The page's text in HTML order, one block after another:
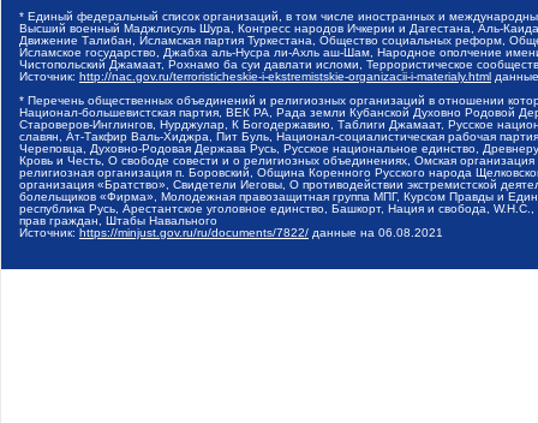
* Единый федеральный список организаций, в том числе иностранных и
Высший военный Маджлисуль Шура, Конгресс народов Ичкерии и Дагестана, Аль-
Движение Талибан, Исламская партия Туркестана, Общество социальных реформ,
Исламское государство, Джабха аль-Нусра ли-Ахль аш-Шам, Народное ополчение
Чистопольский Джамаат, Рохнамо ба суи давлати исломи, Террористическое
Источник: http://nac.gov.ru/terroristicheskie-i-ekstremistskie-organizacii-i-materialy.html
* Перечень общественных объединений и религиозных организаций в отношении
Национал-большевистская партия, ВЕК РА, Рада земли Кубанской Духовно Родовой
Староверов-Инглингов, Нурджулар, К Богодержавию, Таблиги Джамаат, Русское
славян, Ат-Такфир Валь-Хиджра, Пит Буль, Национал-социалистическая рабочая
Череповца, Духовно-Родовая Держава Русь, Русское национальное единство,
Кровь и Честь, О свободе совести и о религиозных объединениях, Омская
религиозная организация п. Боровский, Община Коренного Русского народа
организация «Братство», Свидетели Иеговы, О противодействии экстремистской
болельщиков «Фирма», Молодежная правозащитная группа МПГ, Курсом Правды и
республика Русь, Арестантское уголовное единство, Башкорт, Нация и свобода,
прав граждан, Штабы Навального
Источник: https://minjust.gov.ru/ru/documents/7822/ данные на 06.08.2021